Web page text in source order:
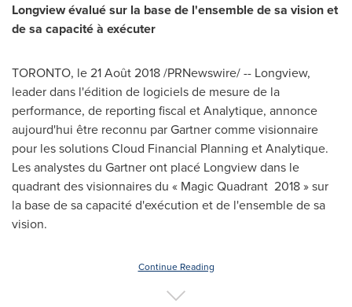
Longviewévalué sur la base de l'ensemble de sa vision et
de sa capacité à exécuter
TORONTO, le 21 Août 2018 /PRNewswire/ -- Longview,
leader dans l'édition de logiciels de mesure de la
performance, de reporting fiscal et Analytique, annonce
aujourd'hui être reconnu par Gartner comme visionnaire
pour les solutions Cloud Financial Planning et Analytique.
Les analystes du Gartner ont placé Longviewdans le
quadrant des visionnaires du « Magic Quadrant 2018 » sur
la base de sa capacité d'exécution et de l'ensemble de sa
vision.
Continue Reading